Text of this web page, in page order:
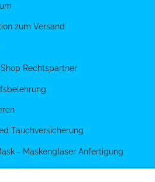
zum Versand
Rechtspartner
Tauchversicherung
- Maskengläser Anfertigung